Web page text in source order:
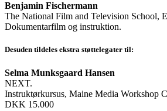
Benjamin Fischermann
The National Film and Television School,
Dokumentarfilm og instruktion.
Desuden tildeles ekstra støttelegater til:
Selma Munksgaard Hansen
NEXT.
Instruktørkursus, Maine Media Workshop
DKK 15.000